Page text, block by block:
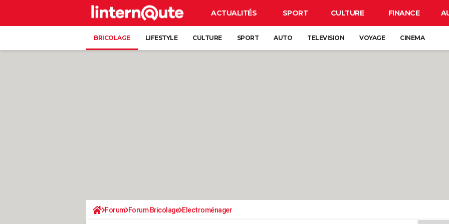
ACTUALITÉS SPORT CULTURE FINANCE
BRICOLAGE LIFESTYLE CULTURE SPORT AUTO TELEVISION VOYAGE CINEMA
Forum Forum Bricolage Electroménager